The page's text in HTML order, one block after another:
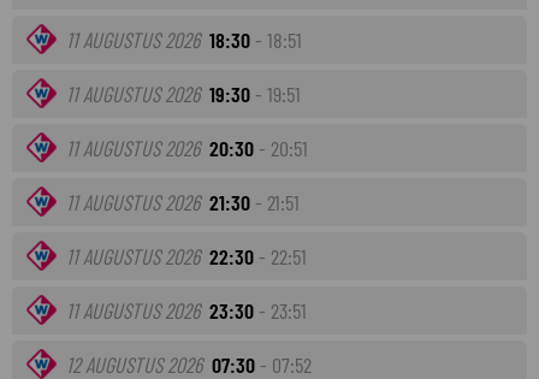
11 AUGUSTUS 2026 18:30 - 18:51
11 AUGUSTUS 2026 19:30 - 19:51
11 AUGUSTUS 2026 20:30 - 20:51
11 AUGUSTUS 2026 21:30 - 21:51
11 AUGUSTUS 2026 22:30 - 22:51
11 AUGUSTUS 2026 23:30 - 23:51
12 AUGUSTUS 2026 07:30 - 07:52